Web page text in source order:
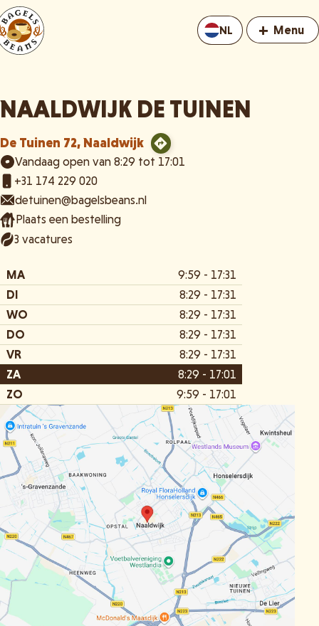
+ Menu
NL
NAALDWIJK DE TUINEN
De Tuinen 72, Naaldwijk
Vandaag open van 8:29 tot 17:01
+31 174 229 020
detuinen@bagelsbeans.nl
Plaats een bestelling
3 vacatures
MA
9:59 - 17:31
DI
8:29 - 17:31
WO
8:29 - 17:31
DO
8:29 - 17:31
VR
8:29 - 17:31
ZA
8:29 - 17:01
ZO
9:59 - 17:01